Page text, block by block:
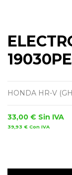
HONDA HR-V
33,00 € Sin IVA
39,93 € Con IVA